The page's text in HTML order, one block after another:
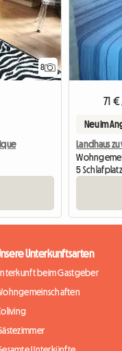
8
71
Neu im
Landhaus
5
Unterkunftsarten
beim Gastgeber